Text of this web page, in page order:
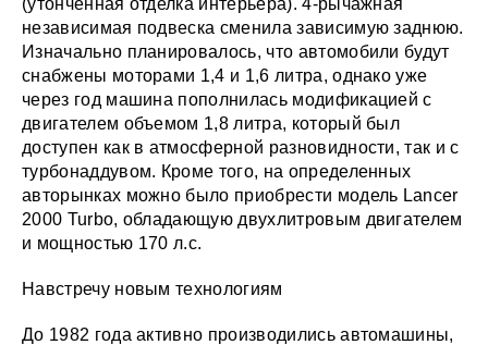
(утонченная отделка интерьера). 4-рычажная
независимая подвеска сменила зависимую заднюю.
Изначально планировалось, что автомобили будут
снабжены моторами 1,4 и 1,6 литра, однако уже
через год машина пополнилась модификацией с
двигателем объемом 1,8 литра, который был
доступен как в атмосферной разновидности, так и с
турбонаддувом. Кроме того, на определенных
авторынках можно было приобрести модель Lancer
2000 Turbo, обладающую двухлитровым двигателем
и мощностью 170 л.с.
Навстречу новым технологиям
До 1982 года активно производились автомашины,